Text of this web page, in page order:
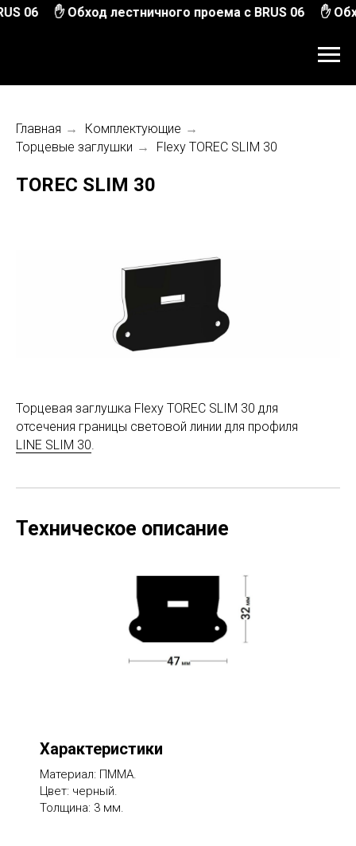
06 ✋ Обход лестничного проема с BRUS 06 ✋
Главная → Комплектующие →
Торцевые заглушки → Flexy TOREC SLIM 30
TOREC SLIM 30
Торцевая заглушка Flexy TOREC SLIM 30 для
отсечения границы световой линии для профиля
LINE SLIM 30
Техническое описание
Характеристики
Материал: ПММА.
Цвет: черный.
Толщина: 3 мм.